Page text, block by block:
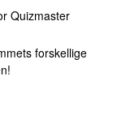
Quizmaster
forskellige